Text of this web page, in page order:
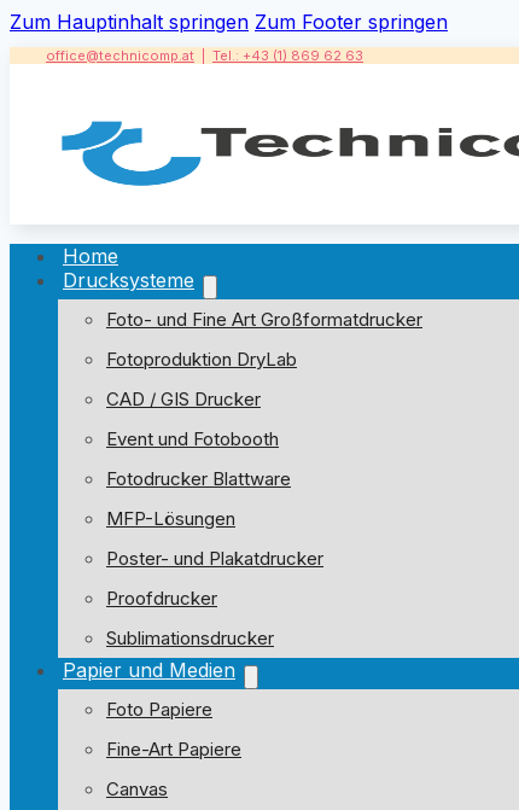
Zum Hauptinhalt springen Zum Footer springen
office@technicomp.at Tel.: +43 (1) 869 62 63
Home
Drucksysteme
Foto- und Fine Art Großformatdrucker
Fotoproduktion DryLab
CAD / GIS Drucker
Event und Fotobooth
Fotodrucker Blattware
MFP-Lösungen
Poster- und Plakatdrucker
Proofdrucker
Sublimationsdrucker
Papier und Medien
Foto Papiere
Fine-Art Papiere
Canvas